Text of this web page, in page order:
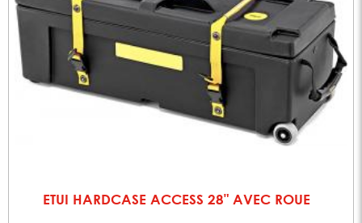
ETUI HARDCASE ACCESS 28" AVEC ROUE